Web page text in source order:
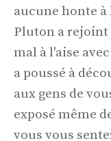
aucune honte à
Pluton a rejoint
mal à l'aise
a poussé à
aux gens de
exposé même
vous vous